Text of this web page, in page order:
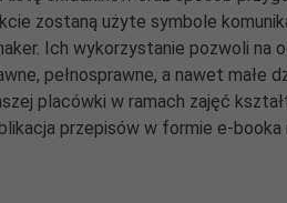
zostaną użyte symbole
Ich wykorzystanie pozwoli na
pełnosprawne, a nawet małe
placówki w ramach zajęć
przepisów w formie e-